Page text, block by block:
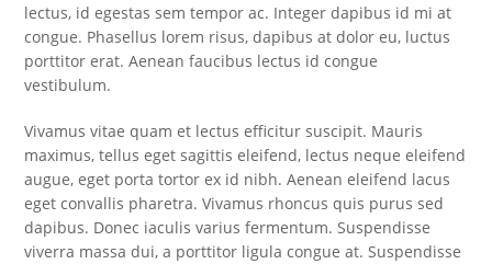
lectus, id egestas sem tempor ac. Integer dapibus id mi at
congue. Phasellus lorem risus, dapibus at dolor eu, luctus
porttitor erat. Aenean faucibus lectus id congue
vestibulum.
Vivamus vitae quam et lectus efficitur suscipit. Mauris
maximus, tellus eget sagittis eleifend, lectus neque eleifend
augue, eget porta tortor ex id nibh. Aenean eleifend lacus
eget convallis pharetra. Vivamus rhoncus quis purus sed
dapibus. Donec iaculis varius fermentum. Suspendisse
viverra massa dui, a porttitor ligula congue at. Suspendisse